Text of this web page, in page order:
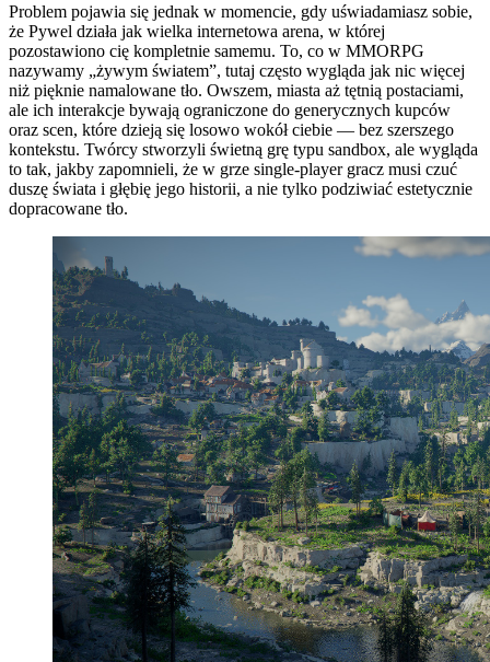
Problem pojawia się jednak w momencie, gdy uświadamiasz sobie,
że Pywel działa jak wielka internetowa arena, w której
pozostawiono cię kompletnie samemu. To, co w MMORPG
nazywamy „żywym światem”, tutaj często wygląda jak nic więcej
niż pięknie namalowane tło. Owszem, miasta aż tętnią postaciami,
ale ich interakcje bywają ograniczone do generycznych kupców
oraz scen, które dzieją się losowo wokół ciebie — bez szerszego
kontekstu. Twórcy stworzyli świetną grę typu sandbox, ale wygląda
to tak, jakby zapomnieli, że w grze single-player gracz musi czuć
duszę świata i głębię jego historii, a nie tylko podziwiać estetycznie
dopracowane tło.